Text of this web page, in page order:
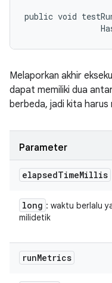
public void
Melaporkan akhir
dapat memiliki dua
berbeda, jadi kita harus
Parameter
elapsedTimeMillis
long : waktu berlalu
milidetik
runMetrics